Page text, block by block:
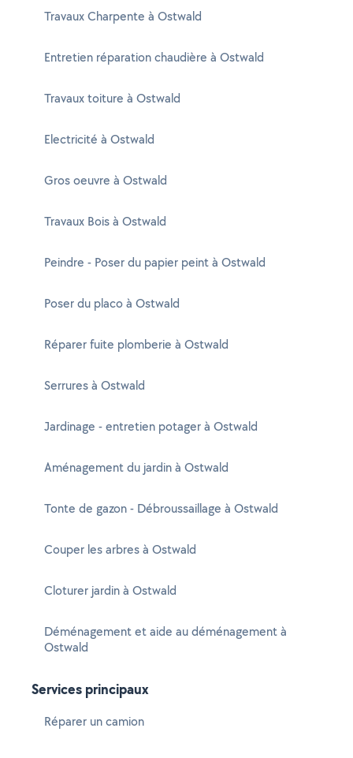
Travaux Charpente à Ostwald
Entretien réparation chaudière à Ostwald
Travaux toiture à Ostwald
Electricité à Ostwald
Gros oeuvre à Ostwald
Travaux Bois à Ostwald
Peindre - Poser du papier peint à Ostwald
Poser du placo à Ostwald
Réparer fuite plomberie à Ostwald
Serrures à Ostwald
Jardinage - entretien potager à Ostwald
Aménagement du jardin à Ostwald
Tonte de gazon - Débroussaillage à Ostwald
Couper les arbres à Ostwald
Cloturer jardin à Ostwald
Déménagement et aide au déménagement à
Ostwald
Services principaux
Réparer un camion